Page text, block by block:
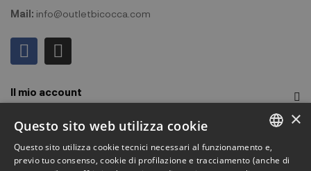
Mail: info@outletbicocca.com
Il mio account
Outlet Bicocca
Iscriviti alla Newsletter
ITALIAN
×
Questo sito web utilizza cookie
Questo sito utilizza cookie tecnici necessari al funzionamento e,
previo tuo consenso, cookie di profilazione e tracciamento (anche di